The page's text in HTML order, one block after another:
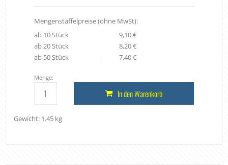
Mengenstaffelpreise (ohne MwSt):
ab 10 Stück
9,10 €
ab 20 Stück
8,20 €
ab 50 Stück
7,40 €
Menge:
In den Warenkorb
Gewicht: 1.45 kg